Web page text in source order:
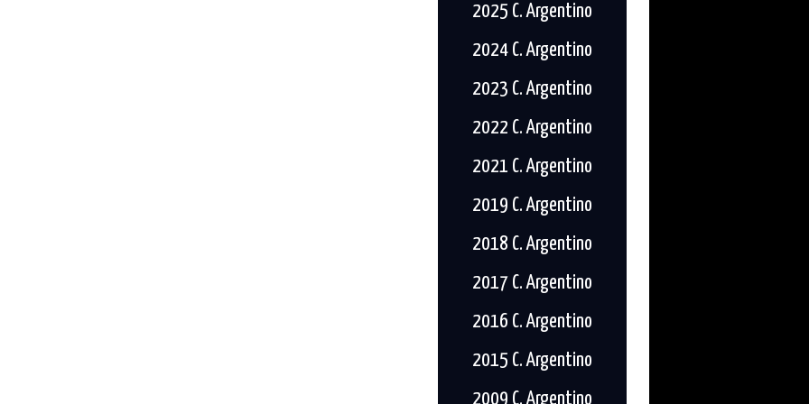
2025 C. Argentino
2024 C. Argentino
2023 C. Argentino
2022 C. Argentino
2021 C. Argentino
2019 C. Argentino
2018 C. Argentino
2017 C. Argentino
2016 C. Argentino
2015 C. Argentino
2009 C. Argentino